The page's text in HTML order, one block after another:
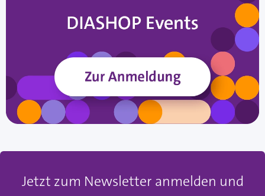
Jetzt zum Newsletter anmelden und